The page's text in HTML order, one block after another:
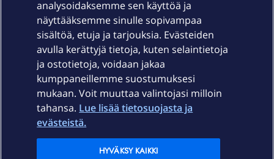
Laitteet & liittymät
Palvelut
Ajankohtaista
Elisa Oyj
analysoidaksemme sen käyttöä ja
näyttääksemme sinulle sopivampaa
sisältöä, etuja ja tarjouksia. Evästeiden
avulla kerättyjä tietoja, kuten selaintietoja
ja ostotietoja, voidaan jakaa
kumppaneillemme suostumuksesi
mukaan. Voit muuttaa valintojasi milloin
tahansa. Lue lisää tietosuojasta ja
evästeistä.
HYVÄKSY KAIKKI